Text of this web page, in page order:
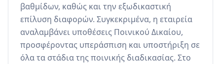
βαθμίδων, καθώς και την εξωδικαστική
επίλυση διαφορών. Συγκεκριμένα, η εταιρεία
αναλαμβάνει υποθέσεις Ποινικού Δικαίου,
προσφέροντας υπεράσπιση και υποστήριξη σε
όλα τα στάδια της ποινικής διαδικασίας. Στο